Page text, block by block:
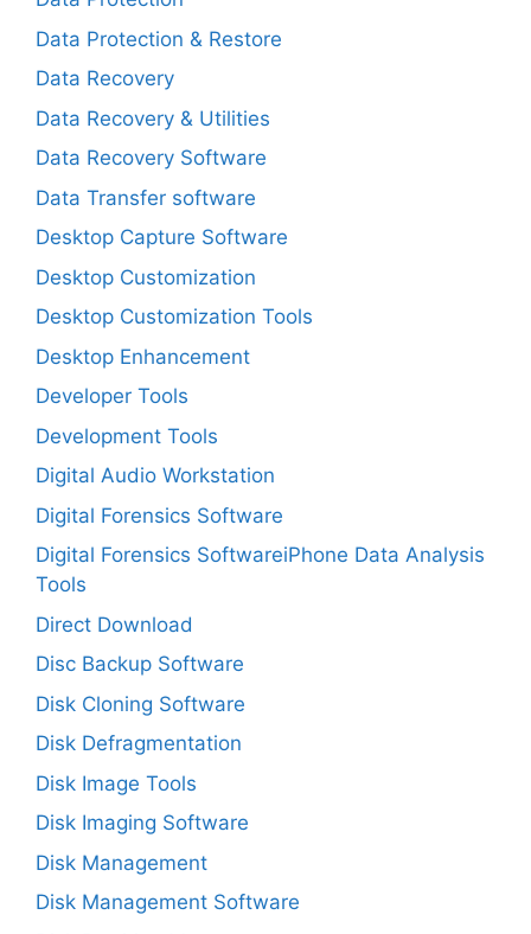
Data Protection & Restore
Data Recovery
Data Recovery & Utilities
Data Recovery Software
Data Transfer software
Desktop Capture Software
Desktop Customization
Desktop Customization Tools
Desktop Enhancement
Developer Tools
Development Tools
Digital Audio Workstation
Digital Forensics Software
Digital Forensics SoftwareiPhone Data Analysis
Tools
Direct Download
Disc Backup Software
Disk Cloning Software
Disk Defragmentation
Disk Image Tools
Disk Imaging Software
Disk Management
Disk Management Software